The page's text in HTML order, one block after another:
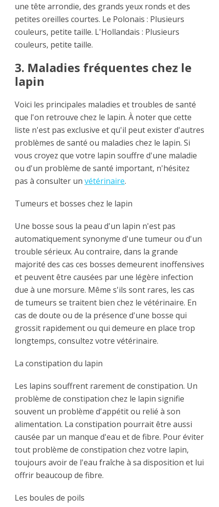
une tête arrondie, des grands yeux ronds et des
petites oreilles courtes. Le Polonais : Plusieurs
couleurs, petite taille. L'Hollandais : Plusieurs
couleurs, petite taille.
3. Maladies fréquentes chez le
lapin
Voici les principales maladies et troubles de santé
que l'on retrouve chez le lapin. À noter que cette
liste n'est pas exclusive et qu'il peut exister d'autres
problèmes de santé ou maladies chez le lapin. Si
vous croyez que votre lapin souffre d'une maladie
ou d'un problème de santé important, n'hésitez
pas à consulter un vétérinaire.
Tumeurs et bosses chez le lapin
Une bosse sous la peau d'un lapin n'est pas
automatiquement synonyme d'une tumeur ou d'un
trouble sérieux. Au contraire, dans la grande
majorité des cas ces bosses demeurent inoffensives
et peuvent être causées par une légère infection
due à une morsure. Même s'ils sont rares, les cas
de tumeurs se traitent bien chez le vétérinaire. En
cas de doute ou de la présence d'une bosse qui
grossit rapidement ou qui demeure en place trop
longtemps, consultez votre vétérinaire.
La constipation du lapin
Les lapins souffrent rarement de constipation. Un
problème de constipation chez le lapin signifie
souvent un problème d'appétit ou relié à son
alimentation. La constipation pourrait être aussi
causée par un manque d'eau et de fibre. Pour éviter
tout problème de constipation chez votre lapin,
toujours avoir de l'eau fraîche à sa disposition et lui
offrir beaucoup de fibre.
Les boules de poils